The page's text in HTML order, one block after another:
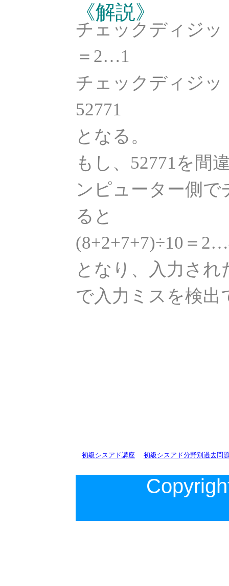
《解説》
チェックディジッ
＝2…1
チェックディジ
52771
となる。
もし、52771を間
ンピューター側
ると
(8+2+7+7)÷10＝
となり、入力さ
で入力ミスを検出
初級シスアド講座 初級シスアド分野別過去問